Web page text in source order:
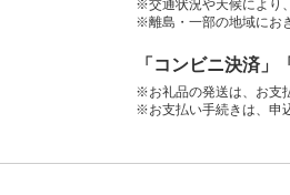
※交通状況や天候により
※離島・一部の地域にお
「コンビニ決済
※お礼品の発送は、お支
※お支払い手続きは、申